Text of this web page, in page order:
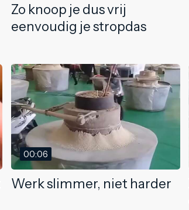
Zo knoop je dus vrij
eenvoudig je stropdas
00:06
Werk slimmer, niet harder